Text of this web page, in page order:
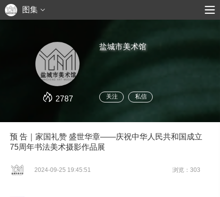
图集
2787
盐城市美术馆
关注 私信
预 告｜家国礼赞 盛世华章——庆祝中华人民共和国成立
75周年书法美术摄影作品展
2024-09-25 19:45:51 浏览：303